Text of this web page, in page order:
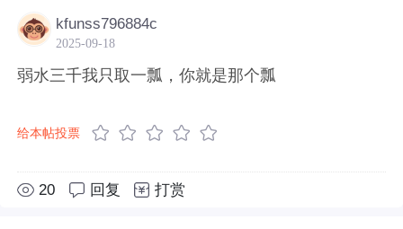
kfunss796884c
2025-09-18
弱水三千我只取一瓢，你就是那个瓢
给本帖投票
20 回复 打赏